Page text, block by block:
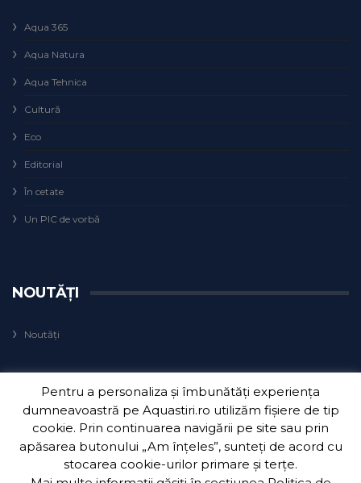
Aqua 365
Aqua Natura
Aqua Tehnica
Cultură
Eco
Editorial
În cetate
Un PIC de vorbă
NOUTĂȚI
Noutăți
Copyright 2018 Aquatim S.A.| Dezvoltat de 3Waves Net
Pentru a personaliza și îmbunătăți experiența
dumneavoastră pe Aquastiri.ro utilizăm fișiere de tip
cookie. Prin continuarea navigării pe site sau prin
apăsarea butonului „Am înțeles”, sunteți de acord cu
stocarea cookie-urilor primare și terțe.